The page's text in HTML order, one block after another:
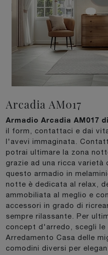
Arcadia AM017
Armadio Arcadia AM017
il form, contattaci e dai
l'avevi immaginata.
potrai ultimare la zona
grazie ad una ricca
questo armadio in
notte è dedicata al relax,
ammobiliata al meglio e
accessori in grado di
sempre rilassante. Per
concept d'arredo, scegli
Arredamento Casa delle
comodini diversi per